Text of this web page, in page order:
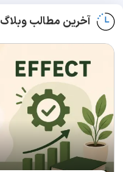
آخرین مطالب وبلاگ